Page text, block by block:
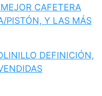
MEJOR CAFETERA
PISTÓN, Y LAS MÁS
DEFINICIÓN,